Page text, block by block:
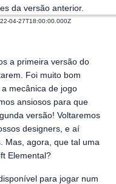
da versão anterior.
04-27T18:00:00.000Z
a primeira versão do
Foi muito bom
mecânica de jogo
ansiosos para que
versão! Voltaremos
designers, e aí
Mas, agora, que tal uma
Elemental?
para jogar num